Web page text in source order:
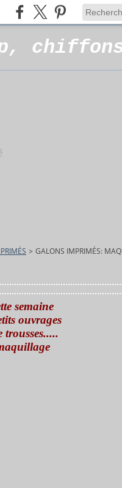
> GALONS IMPRIMÉS:
semaine
ouvrages
trousses.....